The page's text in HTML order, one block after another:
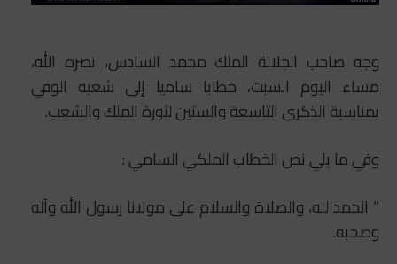
وجه صاحب الجلالة الملك محمد السادس، نصره الله،
مساء اليوم السبت، خطابا ساميا إلى شعبه الوفي
بمناسبة الذكرى التاسعة والستين لثورة الملك والشعب.
وفي ما يلي نص الخطاب الملكي السامي :
” الحمد لله، والصلاة والسلام على مولانا رسول الله وآله
وصحبه.